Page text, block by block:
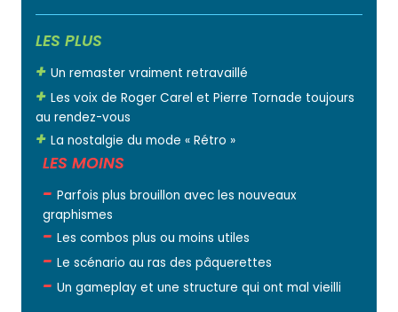
LES PLUS
Un remaster vraiment retravaillé
Les voix de Roger Carel et Pierre Tornade toujours
au rendez-vous
La nostalgie du mode « Rétro »
LES MOINS
Parfois plus brouillon avec les nouveaux
graphismes
Les combos plus ou moins utiles
Le scénario au ras des pâquerettes
Un gameplay et une structure qui ont mal vieilli